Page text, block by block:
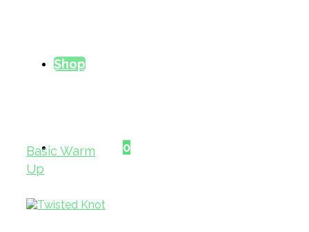
Shop
Warenkorb 0
Basic Warm
Up